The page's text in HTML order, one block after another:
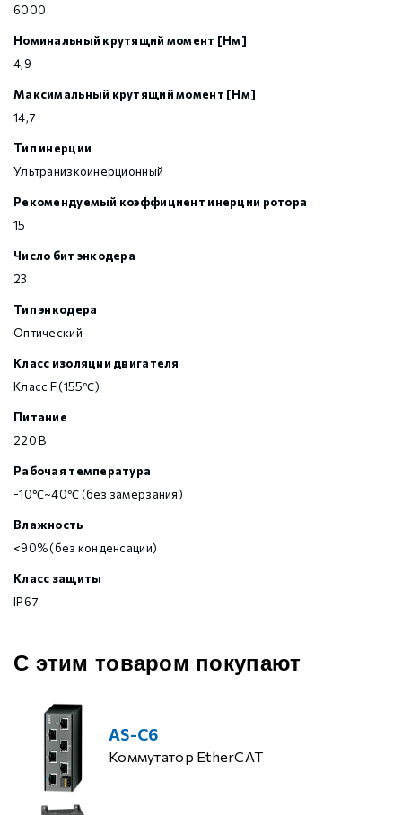
6000
Номинальный крутящий момент [Нм]
4,9
Максимальный крутящий момент [Нм]
14,7
Тип инерции
Ультранизкоинерционный
Рекомендуемый коэффициент инерции ротора
15
Число бит энкодера
23
Тип энкодера
Оптический
Класс изоляции двигателя
Класс F (155℃)
Питание
220 В
Рабочая температура
-10℃~40℃ (без замерзания)
Влажность
<90% (без конденсации)
Класс защиты
IP67
С этим товаром покупают
AS-C6
Коммутатор EtherCAT